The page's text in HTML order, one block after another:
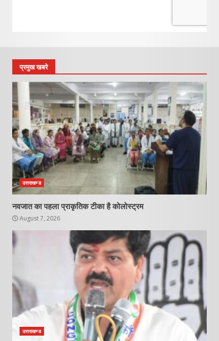
प्रमुख खबरे
उत्तराखण्ड
नवजात का पहला प्राकृतिक टीका है कोलोस्ट्रम
August 7, 2026
उत्तराखण्ड